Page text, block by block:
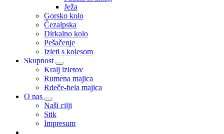
Ježa
Gorsko kolo
Čezalpska
Dirkalno kolo
Pešačenje
Izleti s kolesom
Skupnost
Kralj izletov
Rumena majica
Rdeče-bela majica
O nas
Naši cilji
Stik
Impresum